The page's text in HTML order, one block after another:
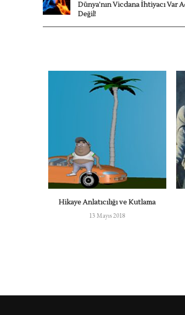
Dünya’nın Vicdana İhtiyacı Var
Değil!
Hikaye Anlatıcılığı ve Kutlama
13 Mayıs 2018